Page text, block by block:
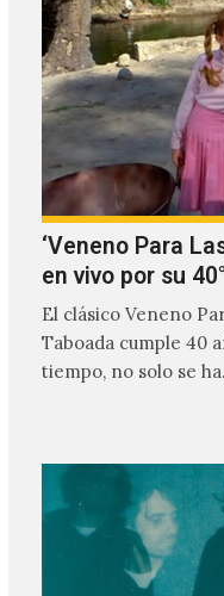
‘Veneno Para
en vivo por su
El clásico Veneno
Taboada cumple 40
tiempo, no solo se